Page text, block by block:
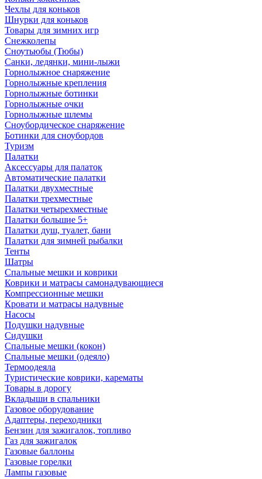
Чехлы для коньков
Шнурки для коньков
Товары для зимних игр
Снежколепы
Сноутьюбы (Тюбы)
Санки, ледянки, мини-лыжи
Горнолыжное снаряжение
Горнолыжные крепления
Горнолыжные ботинки
Горнолыжные очки
Горнолыжные шлемы
Сноубордическое снаряжение
Ботинки для сноубордов
Туризм
Палатки
Аксессуары для палаток
Автоматические палатки
Палатки двухместные
Палатки трехместные
Палатки четырехместные
Палатки большие 5+
Палатки душ, туалет, бани
Палатки для зимней рыбалки
Тенты
Шатры
Спальные мешки и коврики
Коврики и матрасы самонадувающиеся
Компрессионные мешки
Кровати и матрасы надувные
Насосы
Подушки надувные
Сидушки
Спальные мешки (кокон)
Спальные мешки (одеяло)
Термоодеяла
Туристические коврики, карематы
Товары в дорогу
Вкладыши в спальники
Газовое оборудование
Адаптеры, переходники
Бензин для зажигалок, топливо
Газ для зажигалок
Газовые баллоны
Газовые горелки
Лампы газовые